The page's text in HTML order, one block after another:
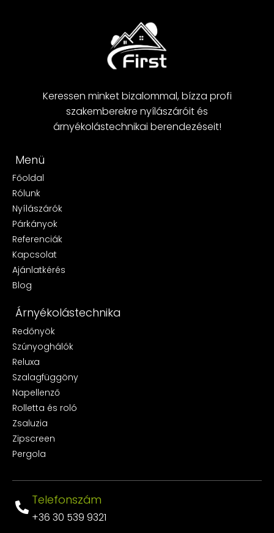
Keressen minket bizalommal, bízza profi
szakemberekre nyílászáróit és
árnyékolástechnikai berendezéseit!
Menü
Főoldal
Rólunk
Nyílászárók
Párkányok
Referenciák
Kapcsolat
Ajánlatkérés
Blog
Árnyékolástechnika
Redőnyök
Szúnyoghálók
Reluxa
Szalagfüggöny
Napellenző
Rolletta és roló
Zsaluzia
Zipscreen
Pergola
+36 30 539 9321
Telefonszám